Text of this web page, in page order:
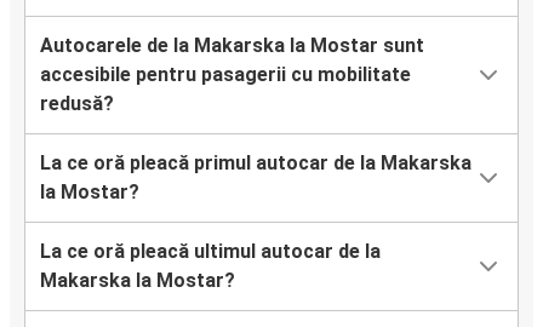
Autocarele de la Makarska la Mostar sunt
accesibile pentru pasagerii cu mobilitate
redusă?
La ce oră pleacă primul autocar de la Makarska
la Mostar?
La ce oră pleacă ultimul autocar de la
Makarska la Mostar?